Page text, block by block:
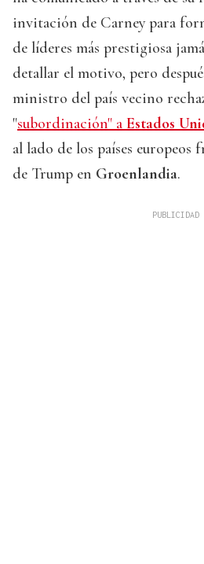
invitación de Carney para
de líderes más prestigiosa
detallar el motivo, pero
ministro del país vecino
"subordinación" a Estados
al lado de los países
de Trump en Groenlandia.